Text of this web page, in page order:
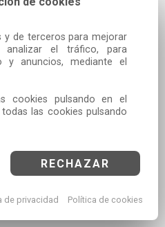
y de terceros para mejorar
analizar el tráfico, para
y anuncios, mediante el
cookies pulsando en el
las cookies pulsando
RECHAZAR
de privacidad Política de cookies